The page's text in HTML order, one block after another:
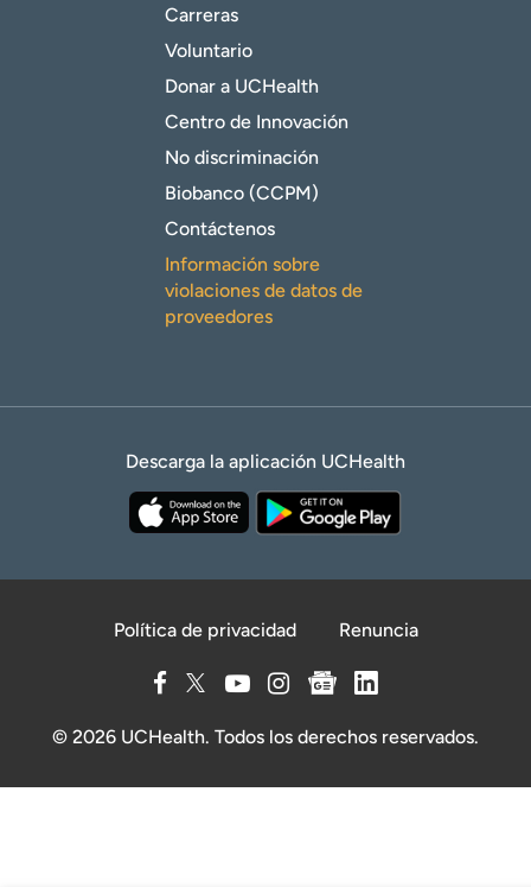
Carreras
Voluntario
Donar a UCHealth
Centro de Innovación
No discriminación
Biobanco (CCPM)
Contáctenos
Información sobre
violaciones de datos de
proveedores
Descarga la aplicación UCHealth
Política de privacidad Renuncia
© 2026 UCHealth. Todos los derechos reservados.